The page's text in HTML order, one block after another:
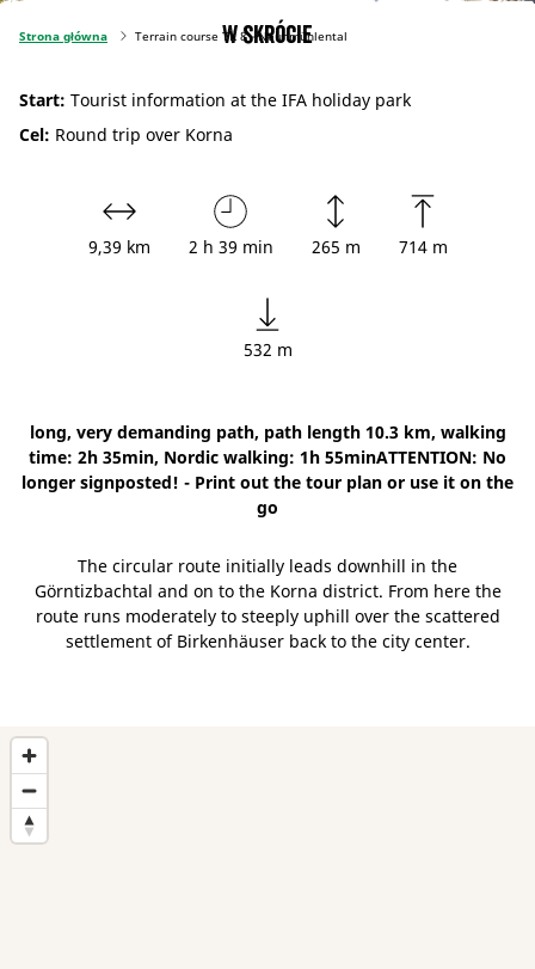
Strona główna Terrain course TK 8 - Neunmühlental
W skrócie
Start: Tourist information at the IFA holiday park
Cel: Round trip over Korna
9,39 km 2 h 39 min 265 m 714 m
532 m
long, very demanding path, path length 10.3 km, walking
time: 2h 35min, Nordic walking: 1h 55minATTENTION: No
longer signposted! - Print out the tour plan or use it on the
go
The circular route initially leads downhill in the
Görntizbachtal and on to the Korna district. From here the
route runs moderately to steeply uphill over the scattered
settlement of Birkenhäuser back to the city center.